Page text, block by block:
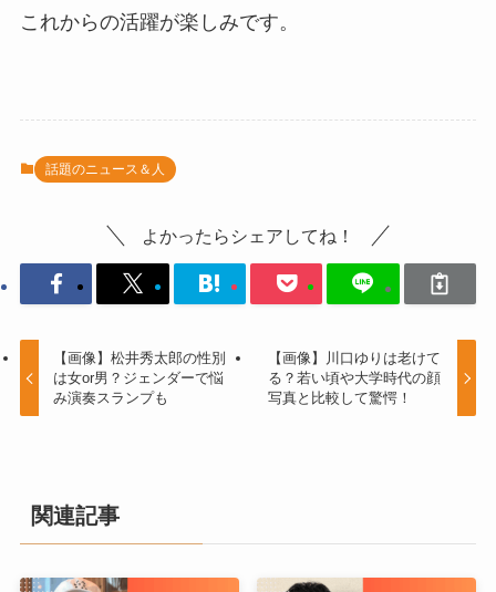
これからの活躍が楽しみです。
話題のニュース＆人
よかったらシェアしてね！
【画像】松井秀太郎の性別
は女or男？ジェンダーで悩
み演奏スランプも
【画像】川口ゆりは老けて
る？若い頃や大学時代の顔
写真と比較して驚愕！
関連記事